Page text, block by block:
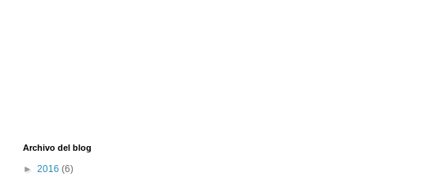
Archivo del blog
► 2016 (6)